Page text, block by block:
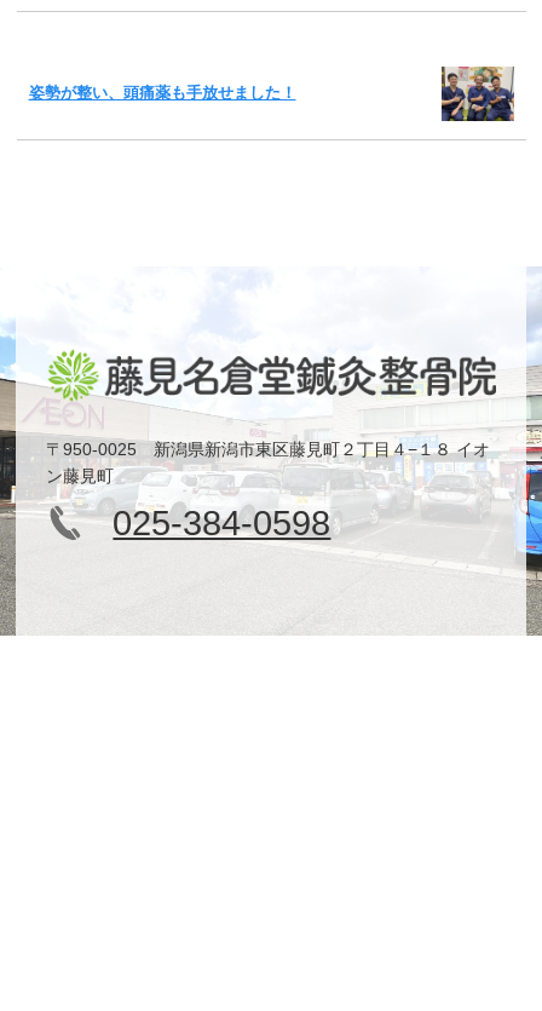
姿勢が整い、頭痛薬も手放せました！
〒950-0025 新潟県新潟市東区藤見町２丁目４−１８ イオ
ン藤見町
025-384-0598